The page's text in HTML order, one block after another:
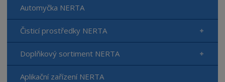
Automyčka NERTA
Čisticí prostředky NERTA
Doplňkový sortiment NERTA
Aplikační zařízení NERTA